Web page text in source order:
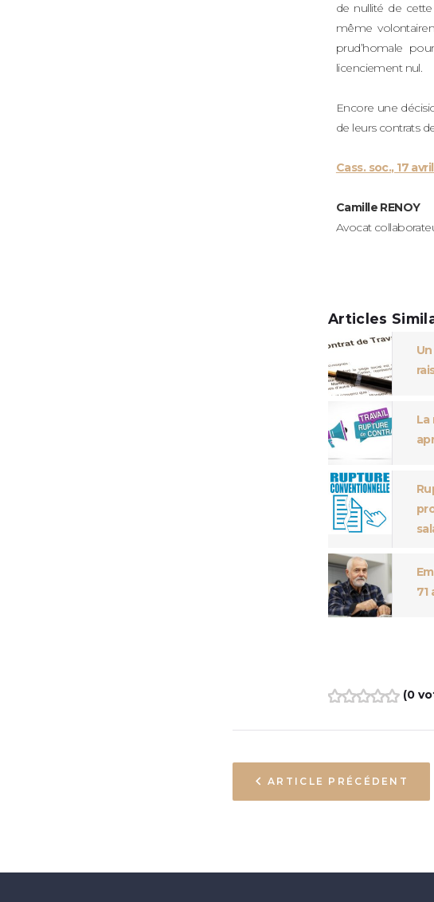
de nullité de cette
même
prud’homale
licenciement nul.
Encore une
de leurs contrats
Cass. soc., 17
Camille RENOY
Avocat
Articles
La
71
(0
ARTICLE PRÉCÉDENT